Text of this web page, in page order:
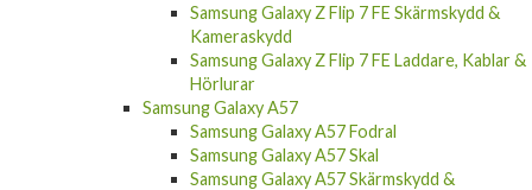
Samsung Galaxy Z Flip 7 FE Skärmskydd &
Kameraskydd
Samsung Galaxy Z Flip 7 FE Laddare, Kablar &
Hörlurar
Samsung Galaxy A57
Samsung Galaxy A57 Fodral
Samsung Galaxy A57 Skal
Samsung Galaxy A57 Skärmskydd &